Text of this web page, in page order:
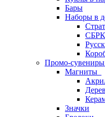
Бары
Наборы в
СБРК
Промо-сувениры
Магниты
Значки